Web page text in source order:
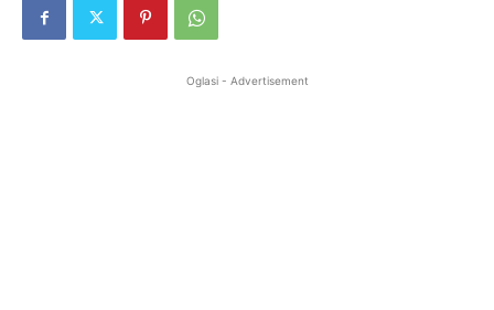
Oglasi - Advertisement